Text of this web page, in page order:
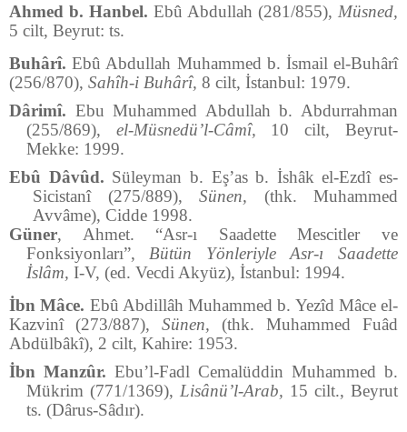
Ahmed b. Hanbel. Ebû Abdullah (281/855), Müsned,
5 cilt, Beyrut: ts.
Buhârî.Ebû Abdullah Muhammed b. İsmail el-Buhârî
(256/870), Sahîh-i Buhârî, 8 cilt, İstanbul: 1979.
Dârimî. Ebu Muhammed Abdullah b. Abdurrahman
(255/869), el-Müsnedü’l-Câmî, 10 cilt, Beyrut-
Mekke: 1999.
Ebû Dâvûd. Süleyman b. Eş’as b. İshâk el-Ezdî es-
Sicistanî (275/889),Sünen, (thk. Muhammed
Avvâme), Cidde 1998.
Güner, Ahmet. “Asr-ı Saadette Mescitler ve
Fonksiyonları”, Bütün Yönleriyle Asr-ı Saadette
İslâm, I-V, (ed. Vecdi Akyüz), İstanbul: 1994.
İbn Mâce. Ebû Abdillâh Muhammed b. Yezîd Mâce el-
Kazvinî (273/887), Sünen, (thk. Muhammed Fuâd
Abdülbâkî), 2 cilt, Kahire: 1953.
İbn Manzûr. Ebu’l-Fadl Cemalüddin Muhammed b.
Mükrim (771/1369), Lisânü’l-Arab, 15 cilt., Beyrut
ts. (Dârus-Sâdır).